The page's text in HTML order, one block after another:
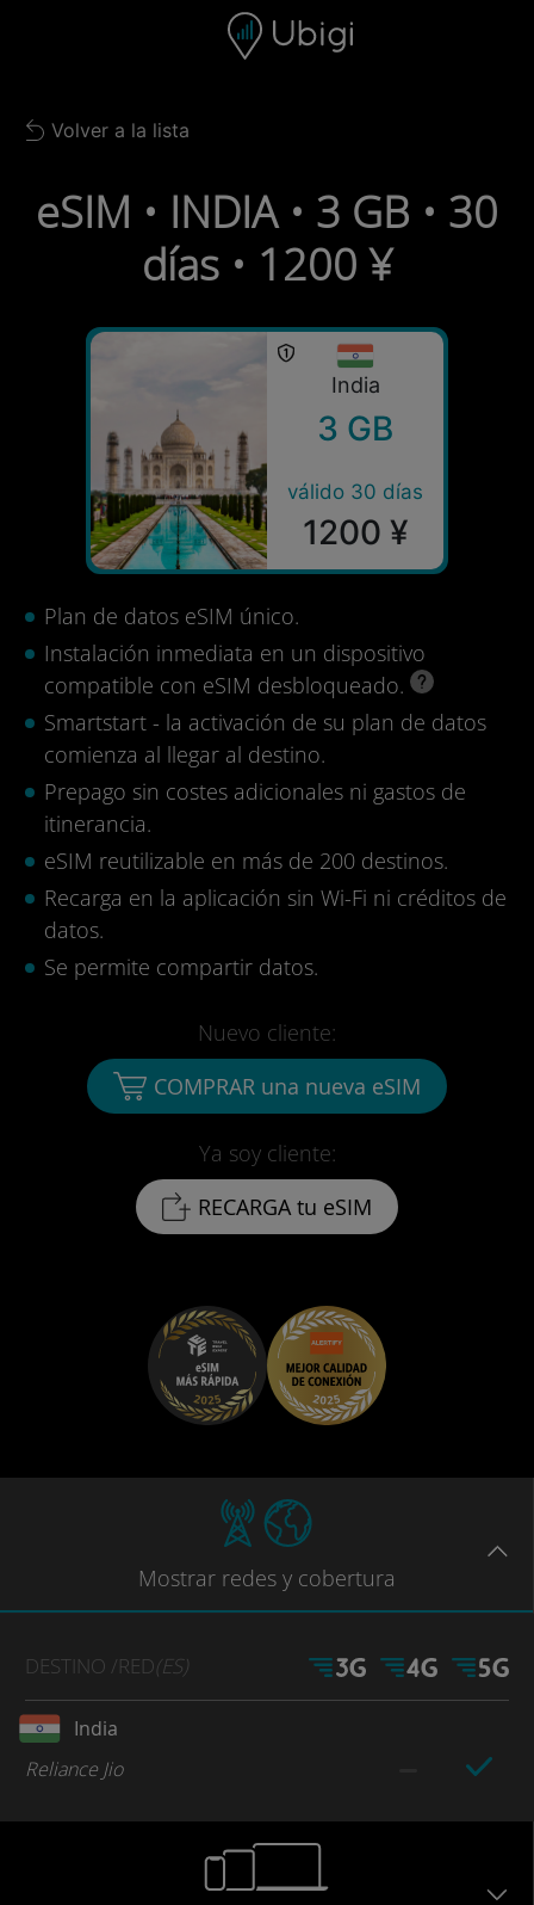
Barra de navegación
Back to list
Volver a la lista
eSIM • INDIA • 3 GB • 30
días • 1200 ¥
India
3 GB
válido 30 días
1200 ¥
Plan de datos eSIM único.
Instalación inmediata en un dispositivo
compatible con eSIM desbloqueado.
Smartstart - la activación de su plan de datos
comienza al llegar al destino.
Prepago sin costes adicionales ni gastos de
itinerancia.
eSIM reutilizable en más de 200 destinos.
Recarga en la aplicación sin Wi-Fi ni créditos de
datos.
Se permite compartir datos.
Ya soy cliente:
RECARGA tu eSIM
Nuevo cliente:
COMPRAR una nueva eSIM
Mostrar redes y cobertura
DESTINO /RED(ES)
India
Reliance Jio